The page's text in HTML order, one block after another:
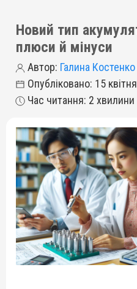
Новий тип
плюси й мінуси
Автор: Галина Костенко
Опубліковано: 15
Час читання: 2 хвилини